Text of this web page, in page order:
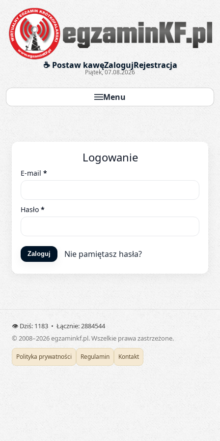
Egzaminy krótkofalarskie
☕ Postaw kawęZalogujRejestracja
Piątek, 07.08.2026
Menu
Logowanie
E-mail *
Hasło *
Zaloguj Nie pamiętasz hasła?
👁️ Dziś: 1183 • Łącznie: 2884544
© 2008–2026 egzaminkf.pl. Wszelkie prawa zastrzeżone.
Polityka prywatności Regulamin Kontakt